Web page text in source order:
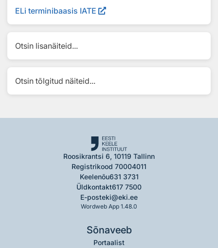
ELi terminibaasis IATE
Otsin lisanäiteid...
Otsin tõlgitud näiteid...
Roosikrantsi 6, 10119 Tallinn
Registrikood 70004011
Keelenõu631 3731
Üldkontakt617 7500
E-posteki@eki.ee
Wordweb App 1.48.0
Sõnaveeb
Portaalist